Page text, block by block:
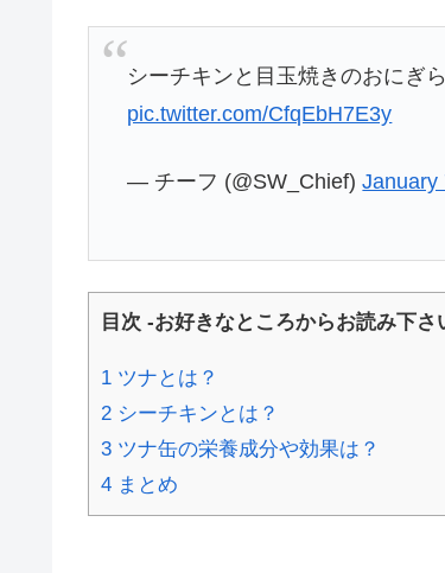
シーチキンと目玉焼きのおにぎ
pic.twitter.com/CfqEbH7E3y
— チーフ (@SW_Chief)January
目次 -お好きなところからお読み下さ
1 ツナとは？
2 シーチキンとは？
3 ツナ缶の栄養成分や効果は？
4 まとめ